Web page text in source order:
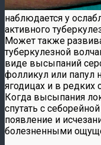
наблюдается у
активного
Может также
туберкулезной
виде высыпаний
фолликул или папул
ягодицах и в редких
Когда высыпания
спутать с
появление и
болезненными